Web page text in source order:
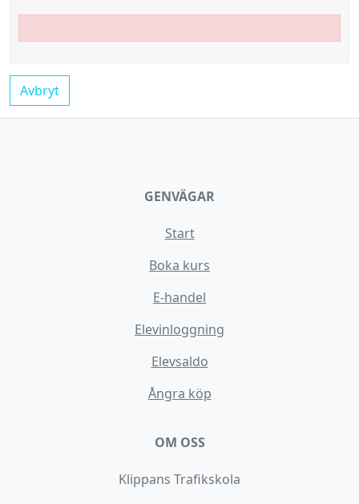
Avbryt
GENVÄGAR
Start
Boka kurs
E-handel
Elevinloggning
Elevsaldo
Ångra köp
OM OSS
Klippans Trafikskola